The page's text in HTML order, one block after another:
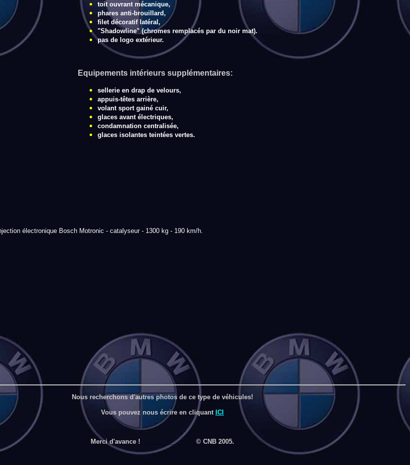
toit ouvrant mécanique,
phares anti-brouillard,
filet décoratif latéral,
"Shadowline" (chromes remplacés par du noir mat).
pas de logo extérieur.
Equipements intérieurs supplémentaires:
sellerie en drap de velours,
appuis-têtes arrière,
volant sport gainé cuir,
glaces avant électriques,
condamnation centralisée,
glaces isolantes teintées vertes.
électronique Bosch Motronic - catalyseur - 1300 kg - 190 km/h.
Nous recherchons d'autres photos de ce type de véhicules!
Vous pouvez nous écrire en cliquant ICI
Merci d'avance ! _______________ © CNB 2005.